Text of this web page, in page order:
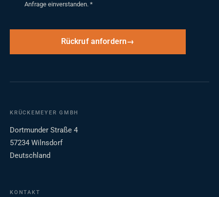
Anfrage einverstanden. *
Rückruf anfordern
KRÜCKEMEYER GMBH
Dortmunder Straße 4
57234 Wilnsdorf
Deutschland
KONTAKT